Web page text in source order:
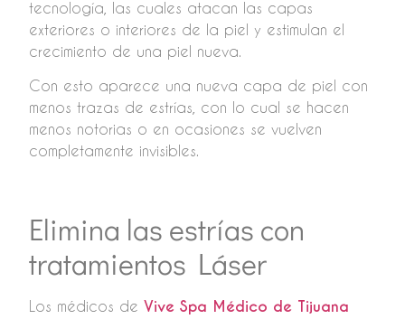
tecnología, las cuales atacan las capas
exteriores o interiores de la piel y estimulan el
crecimiento de una piel nueva.
Con esto aparece una nueva capa de piel con
menos trazas de estrías, con lo cual se hacen
menos notorias o en ocasiones se vuelven
completamente invisibles.
Elimina las estrías con
tratamientos Láser
Los médicos de Vive Spa Médico de Tijuana